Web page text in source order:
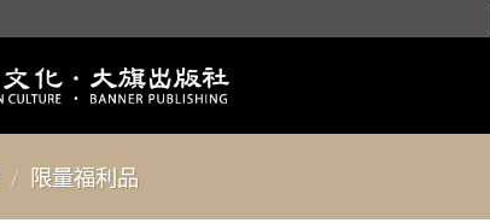
/ 限量福利品